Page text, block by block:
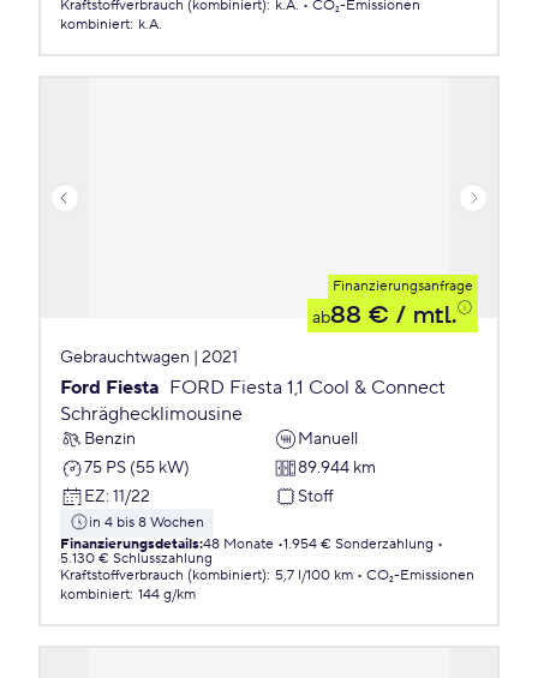
Kraftstoffverbrauch (kombiniert): k.A.
CO₂-Emissionen
kombiniert: k.A.
Finanzierungsanfrage
ab88 € / mtl.
Gebrauchtwagen | 2021
Ford Fiesta FORD Fiesta 1,1 Cool & Connect
Schräghecklimousine
Benzin
Manuell
75 PS (55 kW)
89.944 km
EZ: 11/22 Stoff
in 4 bis 8 Wochen
Finanzierungsdetails:48 Monate 1.954 € Sonderzahlung
5.130 € Schlusszahlung
Kraftstoffverbrauch (kombiniert): 5,7 l/100 km
CO₂-Emissionen
kombiniert: 144 g/km